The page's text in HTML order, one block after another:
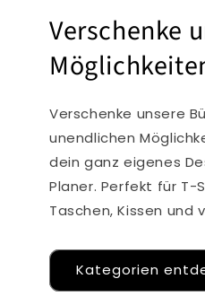
Verschenke
Verschenke unsere
unendlichen
dein ganz eigenes
Planer. Perfekt für T-
Taschen, Kissen und
Kategorien